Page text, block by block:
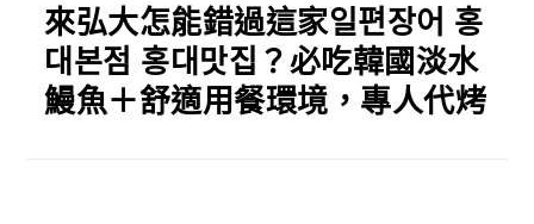
來弘大怎能錯過這家일편장어 홍
대본점 홍대맛집？必吃韓國淡水
鰻魚＋舒適用餐環境，專人代烤